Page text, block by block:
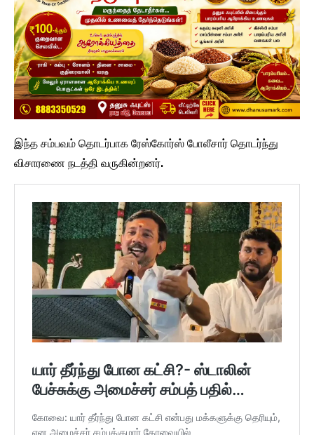
இந்த சம்பவம் தொடர்பாக ரேஸ்கோர்ஸ் போலீசார் தொடர்ந்து
விசாரணை நடத்தி வருகின்றனர்.